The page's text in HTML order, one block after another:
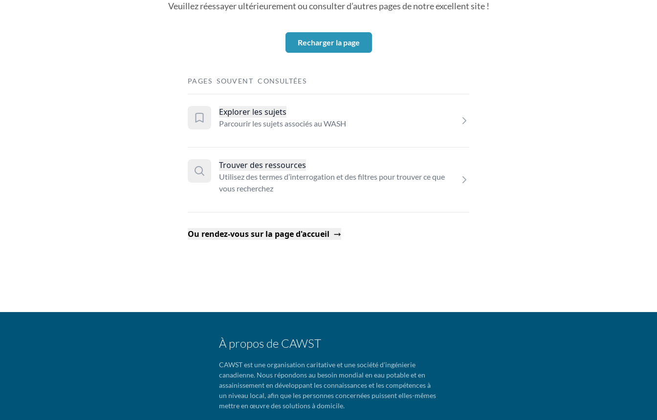
Veuillez réessayer ultérieurement ou consulter d’autres pages de notre excellent site !
Recharger la page
PAGES SOUVENT CONSULTÉES
Explorer les sujets
Parcourir les sujets associés au WASH
Trouver des ressources
Utilisez des termes d’interrogation et des filtres pour trouver ce que
vous recherchez
Ou rendez-vous sur la page d'accueil
À propos de CAWST
CAWST est une organisation caritative et une société d'ingénierie
canadienne. Nous répondons au besoin mondial en eau potable et en
assainissement en développant les connaissances et les compétences à
un niveau local, afin que les personnes concernées puissent elles-mêmes
mettre en œuvre des solutions à domicile.